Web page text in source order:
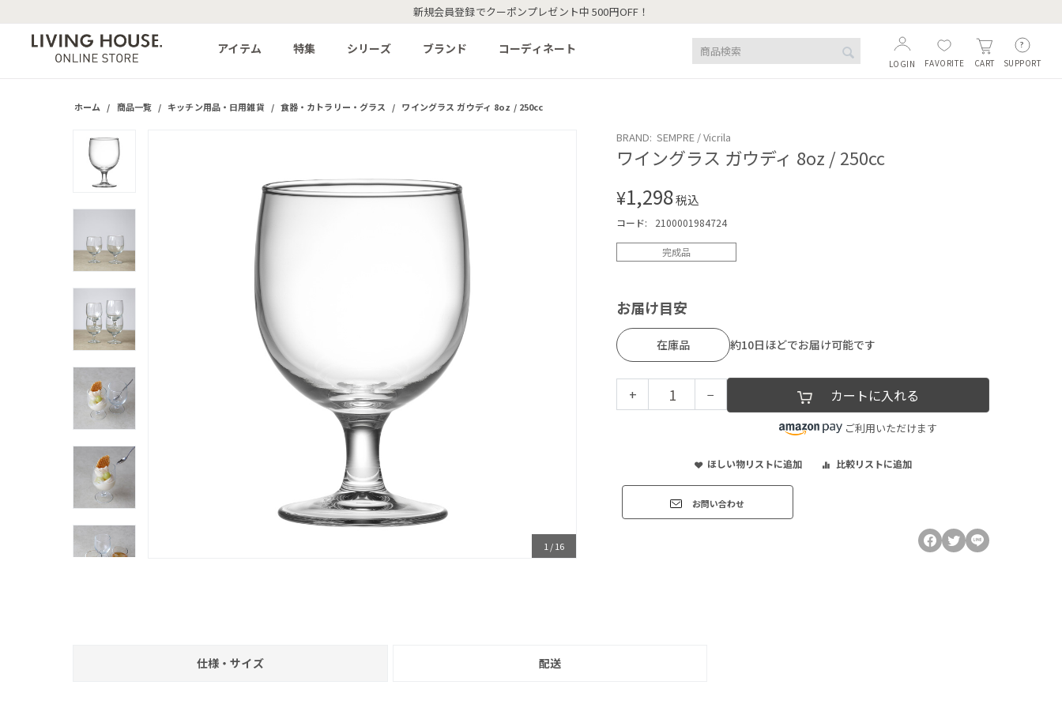
新規会員登録でクーポンプレゼント中 500円OFF！
アイテム 特集 シリーズ ブランド コーディネート
SUPPORT
CART
FAVORITE
LOGIN
ホーム / 商品一覧 / キッチン用品・日用雑貨 / 食器・カトラリー・グラス / ワイングラス ガウディ 8oz / 250cc
1 /16
BRAND: SEMPRE / Vicrila
ワイングラス ガウディ 8oz / 250cc
¥1,298税込
コード: 2100001984724
完成品
お届け目安
在庫品 約10日ほどでお届け可能です
+ − カートに入れる
ご利用いただけます
ほしい物リストに追加 比較リストに追加
お問い合わせ
仕様・サイズ 配送